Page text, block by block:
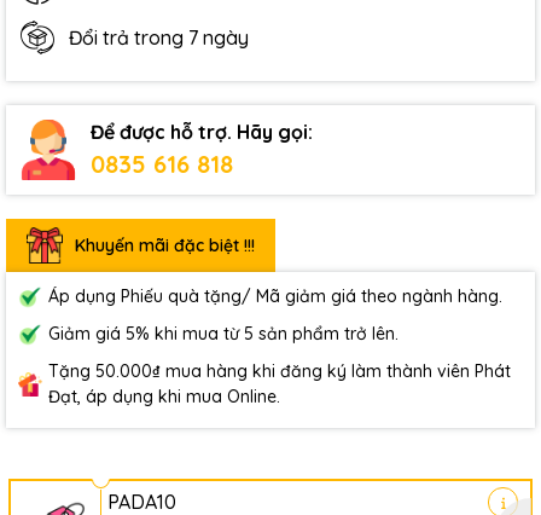
Đổi trả trong 7 ngày
Để được hỗ trợ. Hãy gọi:
0835 616 818
Khuyến mãi đặc biệt !!!
Áp dụng Phiếu quà tặng/ Mã giảm giá theo ngành hàng.
Giảm giá 5% khi mua từ 5 sản phẩm trở lên.
Tặng 50.000₫ mua hàng khi đăng ký làm thành viên Phát
Đạt, áp dụng khi mua Online.
PADA10